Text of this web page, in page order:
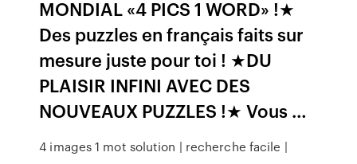
MONDIAL «4 PICS 1 WORD» !★
Des puzzles en français faits sur
mesure juste pour toi ! ★DU
PLAISIR INFINI AVEC DES
NOUVEAUX PUZZLES !★ Vous …
4 images 1 mot solution | recherche facile |